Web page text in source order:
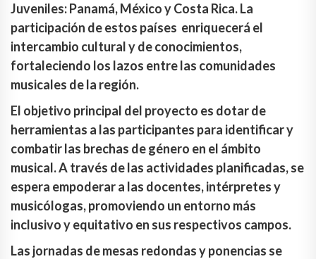
Juveniles: Panamá, México y Costa Rica. La
participación de estos países enriquecerá el
intercambio cultural y de conocimientos,
fortaleciendo los lazos entre las comunidades
musicales de la región.
El objetivo principal del proyecto es dotar de
herramientas a las participantes para identificar y
combatir las brechas de género en el ámbito
musical. A través de las actividades planificadas, se
espera empoderar a las docentes, intérpretes y
musicólogas, promoviendo un entorno más
inclusivo y equitativo en sus respectivos campos.
Las jornadas de mesas redondas y ponencias se